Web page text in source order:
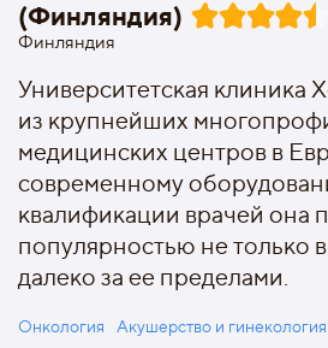
(Финляндия)
Финляндия
Университетская клиника
из крупнейших
медицинских центров в
современному
квалификации врачей она
популярностью не только
далеко за ее пределами.
Онкология Акушерство и гинекология